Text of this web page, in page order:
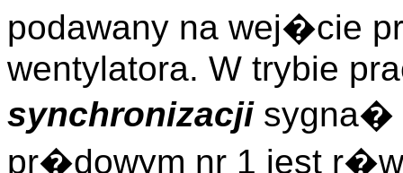
podawany na wej�cie
wentylatora. W trybie
synchronizacjisygna�
pr�dowym nr 1 jest